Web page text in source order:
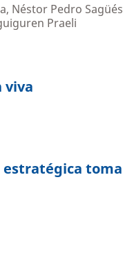
Néstor Pedro
Praeli
viva